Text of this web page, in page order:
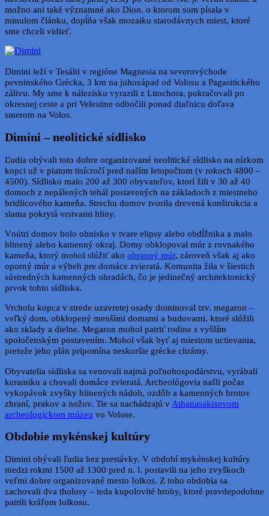
možno ani také významné ako Dion, o ktorom som písala v
minulom článku, dopĺňa však mozaiku starodávnych miest, ktoré
sme chceli vidieť.
Dimini leží v Tesálii v regióne Magnesia na severovýchode
pevninského Grécka, 3 km na juhozápad od Volosu a Pagasitického
zálivu. My sme k nálezisku vyrazili z Litochora, pokračovali po
okresnej ceste a pri Velestine odbočili ponad diaľnicu doľava
smerom na Volos.
Dimini – neolitické sídlisko
Ľudia obývali toto dobre organizované neolitické sídlisko na nízkom
kopci už v piatom tisícročí pred naším letopočtom (v rokoch 4800 –
4500). Sídlisko malo 200 až 300 obyvateľov, ktorí žili v 30 až 40
domoch z nepálených tehál postavených na základoch z miestneho
bridlicového kameňa. Strechu domov tvorila drevená konštrukcia a
slama pokrytá vrstvami hliny.
Vnútri domov bolo ohnisko v tvare elipsy alebo obdĺžnika a malo
hlinený alebo kamenný okraj. Domy obklopoval múr z rovnakého
kameňa, ktorý mohol slúžiť ako obranný múr, zároveň však aj ako
oporný múr a výbeh pre domáce zvieratá. Komunita žila v šiestich
sústredných kamenných ohradách, čo je jedinečný architektonický
prvok tohto sídliska.
Vrcholu kopca v strede uzavretej osady dominoval tzv. megaron –
veľký dom, obklopený menšími domami a budovami, ktoré slúžili
ako sklady a dielne. Megaron mohol patriť rodine s vyšším
spoločenským postavením. Mohol však byť aj miestom uctievania,
pretože jeho plán pripomína neskoršie grécke chrámy.
Obyvatelia sídliska sa venovali najmä poľnohospodárstvu, vyrábali
keramiku a chovali domáce zvieratá. Archeológovia našli počas
vykopávok zvyšky hlinených nádob, ozdôb a kamenných hrotov
zbraní, prakov a nožov. Tie sa nachádzajú v Athanasakisovom
archeologickom múzeu vo Volose.
Obdobie mykénskej kultúry
Dimini obývali ľudia bez prestávky. V období mykénskej kultúry
medzi rokmi 1500 až 1300 pred n. l. postavili na jeho zvyškoch
veľmi dobre organizované mesto Iolkos. Z toho obdobia sa
zachovali dva tholosy – teda kupolovité hroby, ktoré pravdepodobne
patrili kráľom Iolkosu.